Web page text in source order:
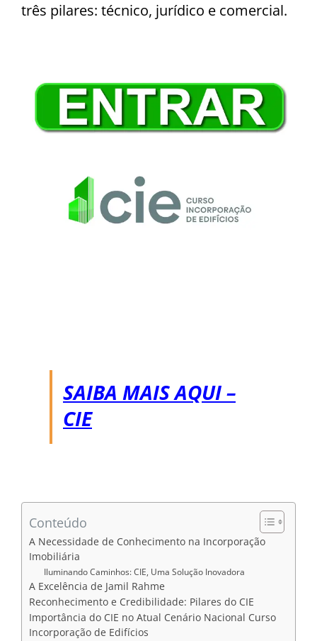
três pilares: técnico, jurídico e comercial.
SAIBA MAIS AQUI –
CIE
Conteúdo
A Necessidade de Conhecimento na Incorporação
Imobiliária
Iluminando Caminhos: CIE, Uma Solução Inovadora
A Excelência de Jamil Rahme
Reconhecimento e Credibilidade: Pilares do CIE
Importância do CIE no Atual Cenário Nacional Curso
Incorporação de Edifícios